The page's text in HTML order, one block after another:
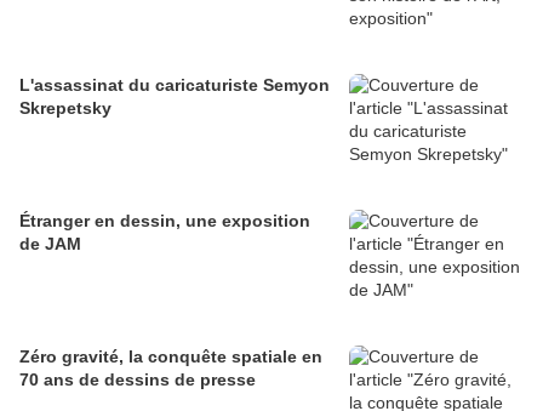
L'assassinat du caricaturiste Semyon
Skrepetsky
Étranger en dessin, une exposition
de JAM
Zéro gravité, la conquête spatiale en
70 ans de dessins de presse